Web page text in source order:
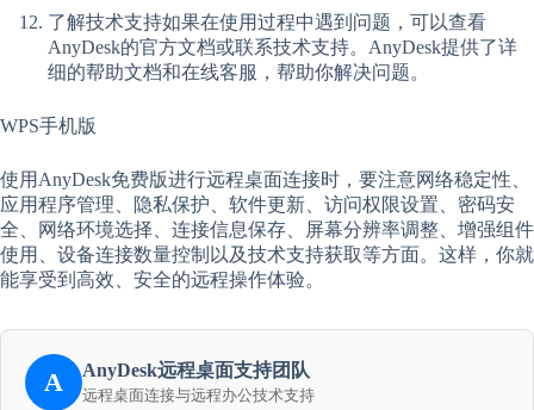
了解技术支持如果在使用过程中遇到问题，可以查看
AnyDesk的官方文档或联系技术支持。AnyDesk提供了详
细的帮助文档和在线客服，帮助你解决问题。
WPS手机版
使用AnyDesk免费版进行远程桌面连接时，要注意网络稳定性、
应用程序管理、隐私保护、软件更新、访问权限设置、密码安
全、网络环境选择、连接信息保存、屏幕分辨率调整、增强组件
使用、设备连接数量控制以及技术支持获取等方面。这样，你就
能享受到高效、安全的远程操作体验。
A AnyDesk远程桌面支持团队
远程桌面连接与远程办公技术支持